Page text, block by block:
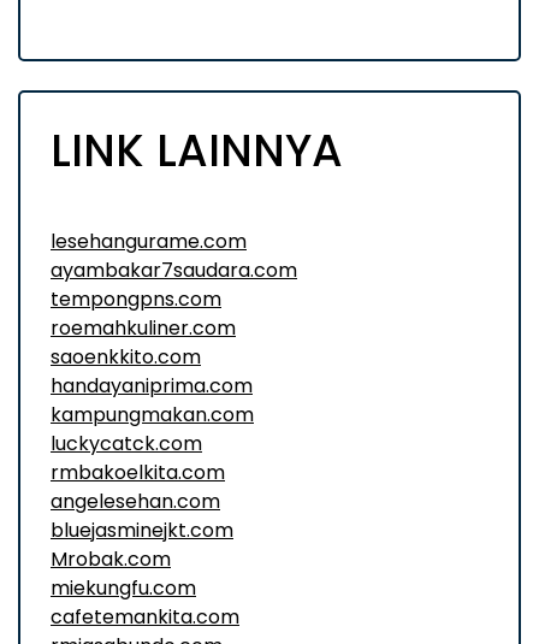
LINK LAINNYA
lesehangurame.com
ayambakar7saudara.com
tempongpns.com
roemahkuliner.com
saoenkkito.com
handayaniprima.com
kampungmakan.com
luckycatck.com
rmbakoelkita.com
angelesehan.com
bluejasminejkt.com
Mrobak.com
miekungfu.com
cafetemankita.com